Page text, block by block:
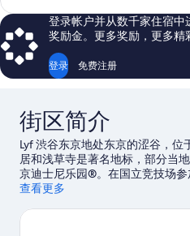
1,003
条
点
评
登录帐户并从数千家住宿中
奖励金。更多奖励，更多精
登录 免费注册
街区简介
Lyf 渋谷东京地处东京的涩谷，
居和浅草寺是著名地标，部分当
京迪士尼乐园®。在国立竞技场
间，参观不容错过的热门景点东
查看更多